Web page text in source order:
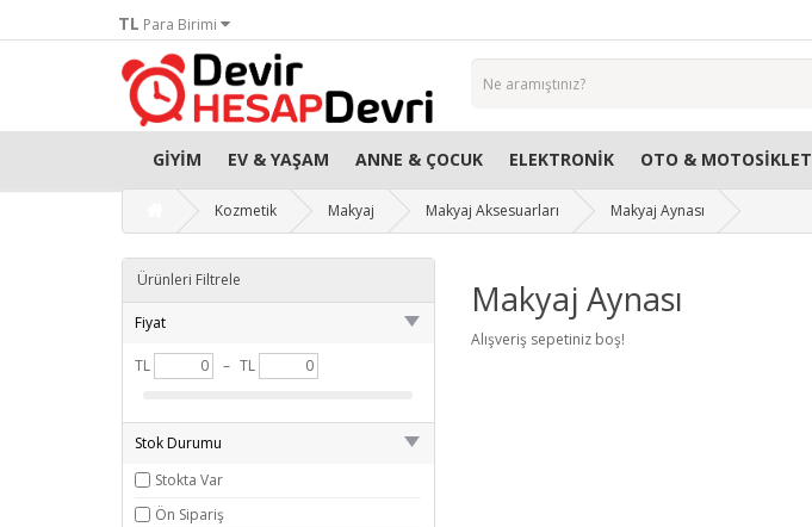
TL Para Birimi
GIYIM EV & YAŞAM ANNE & ÇOCUK ELEKTRONIK OTO & MOTOSIKLET
Kozmetik Makyaj Makyaj Aksesuarları Makyaj Aynası
Ürünleri Filtrele
Fiyat
TL – TL
Stok Durumu
Stokta Var
Ön Sipariş
Makyaj Aynası
Alışveriş sepetiniz boş!